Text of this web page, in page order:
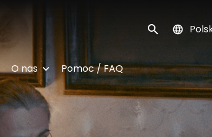
Wyszukaj
O nas Pomoc / FAQ